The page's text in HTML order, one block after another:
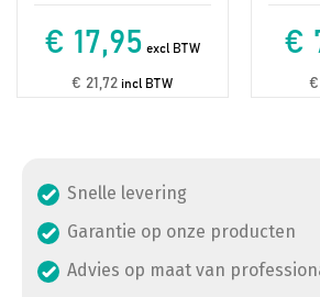
€ 17,95 excl BTW
€ 21,72 incl BTW
€
€
Snelle levering
Garantie op onze producten
Advies op maat van